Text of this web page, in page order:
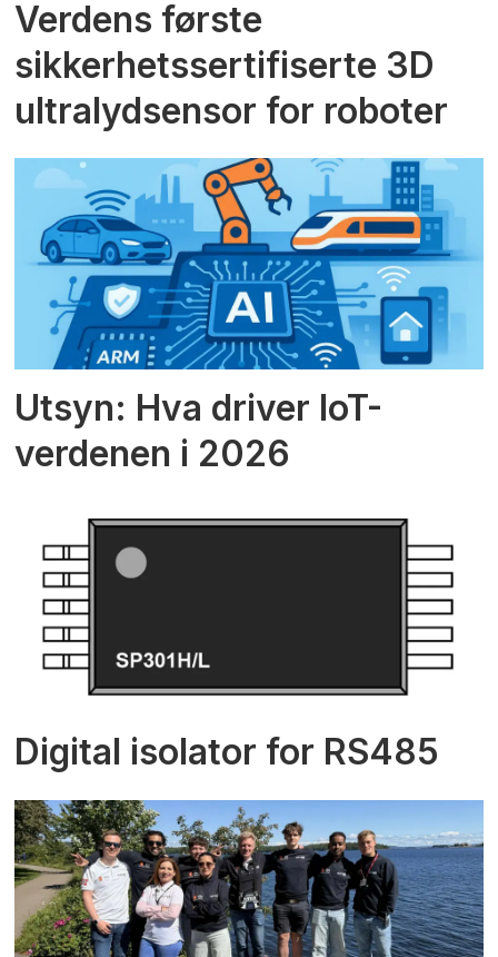
Verdens første
sikkerhetssertifiserte 3D
ultralydsensor for roboter
Utsyn: Hva driver IoT-
verdenen i 2026
Digital isolator for RS485